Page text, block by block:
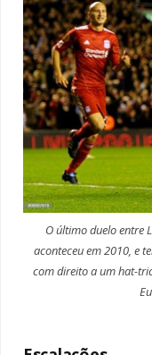
O último duelo entre
aconteceu em 2010, e
com direito a um hat-